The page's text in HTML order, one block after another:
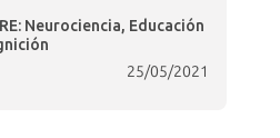
Neurociencia, Educación
25/05/2021